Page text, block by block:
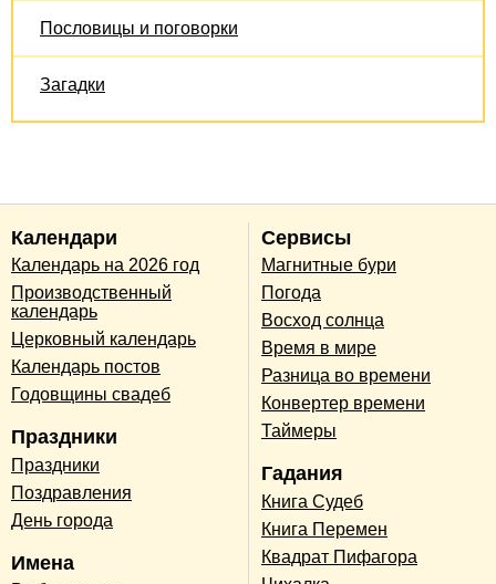
Пословицы и поговорки
Загадки
Календари
Календарь на 2026 год
Производственный
календарь
Церковный календарь
Календарь постов
Годовщины свадеб
Праздники
Праздники
Поздравления
День города
Имена
Сервисы
Магнитные бури
Погода
Восход солнца
Время в мире
Разница во времени
Конвертер времени
Таймеры
Гадания
Книга Судеб
Книга Перемен
Квадрат Пифагора